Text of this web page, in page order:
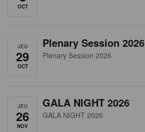
OCT
JEU
29
OCT
Plenary Session 2026
Plenary Session 2026
JEU
26
NOV
GALA NIGHT 2026
GALA NIGHT 2026